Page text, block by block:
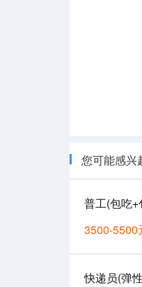
您可能感兴
普工(包吃+
3500-5500
快递员(弹